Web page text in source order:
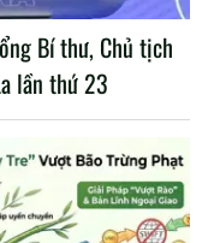
Bí thư, Chủ tịch
lần thứ 23